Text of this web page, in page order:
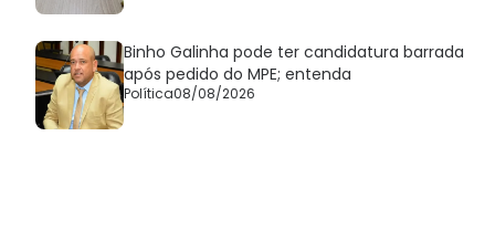
Binho Galinha pode ter candidatura barrada
após pedido do MPE; entenda
Política08/08/2026